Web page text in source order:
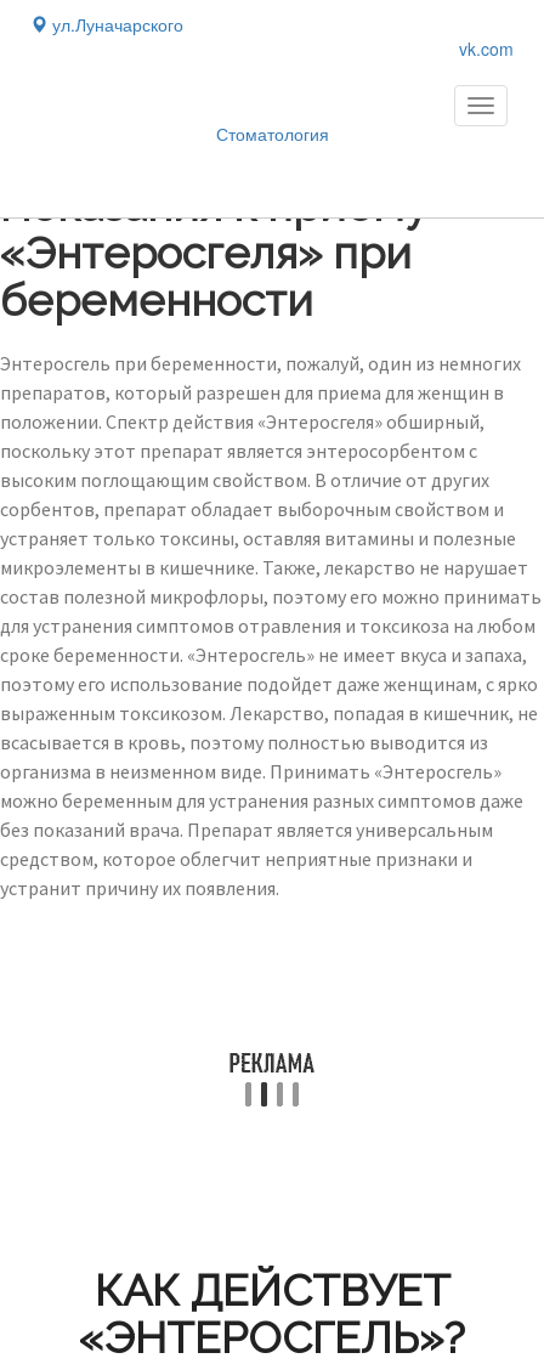
ул.Луначарского
vk.com
Стоматология
Toggle
Показания к приему
«Энтеросгеля» при
беременности
Энтеросгель при беременности, пожалуй, один из немногих
препаратов, который разрешен для приема для женщин в
положении. Спектр действия «Энтеросгеля» обширный,
поскольку этот препарат является энтеросорбентом с
высоким поглощающим свойством. В отличие от других
сорбентов, препарат обладает выборочным свойством и
устраняет только токсины, оставляя витамины и полезные
микроэлементы в кишечнике. Также, лекарство не нарушает
состав полезной микрофлоры, поэтому его можно принимать
для устранения симптомов отравления и токсикоза на любом
сроке беременности. «Энтеросгель» не имеет вкуса и запаха,
поэтому его использование подойдет даже женщинам, с ярко
выраженным токсикозом. Лекарство, попадая в кишечник, не
всасывается в кровь, поэтому полностью выводится из
организма в неизменном виде. Принимать «Энтеросгель»
можно беременным для устранения разных симптомов даже
без показаний врача. Препарат является универсальным
средством, которое облегчит неприятные признаки и
устранит причину их появления.
КАК ДЕЙСТВУЕТ
«ЭНТЕРОСГЕЛЬ»?